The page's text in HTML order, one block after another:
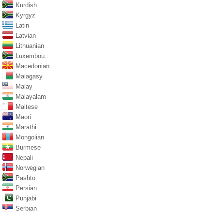
Kurdish
Kyrgyz
Latin
Latvian
Lithuanian
Luxembou..
Macedonian
Malagasy
Malay
Malayalam
Maltese
Maori
Marathi
Mongolian
Burmese
Nepali
Norwegian
Pashto
Persian
Punjabi
Serbian